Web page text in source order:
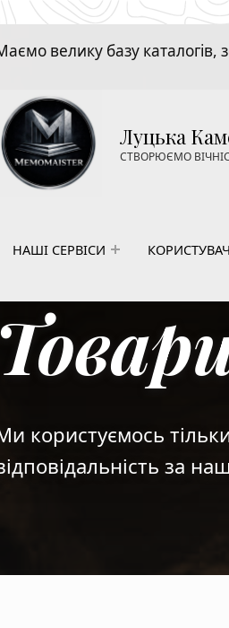
Луцька
СТВОРЮЄМО
НАШІ СЕРВІСИ
велику базу каталогів,
користуємось
за